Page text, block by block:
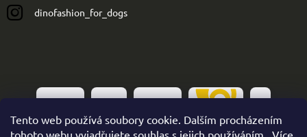
Tento web používá soubory cookie. Dalším procházením
tohoto webu vyjadřujete souhlas s jejich používáním.. Více
dinofashion_for_dogs